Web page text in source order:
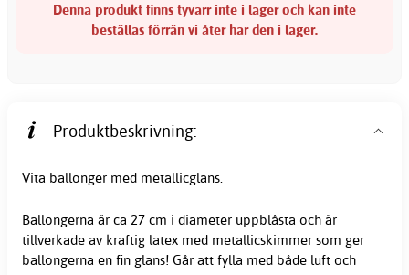
Denna produkt finns tyvärr inte i lager och kan inte
beställas förrän vi åter har den i lager.
Produktbeskrivning:
Vita ballonger med metallicglans.
Ballongerna är ca 27 cm i diameter uppblåsta och är
tillverkade av kraftig latex med metallicskimmer som ger
ballongerna en fin glans! Går att fylla med både luft och